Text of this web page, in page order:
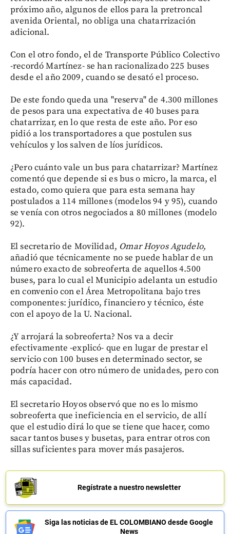
próximo año, algunos de ellos para la pretroncal
avenida Oriental, no obliga una chatarrización
adicional.
Con el otro fondo, el de Transporte Público Colectivo
-recordó Martínez- se han racionalizado 225 buses
desde el año 2009, cuando se desató el proceso.
De este fondo queda una "reserva" de 4.300 millones
de pesos para una expectativa de 40 buses para
chatarrizar, en lo que resta de este año. Por eso
pidió a los transportadores a que postulen sus
vehículos y los salven de líos jurídicos.
¿Pero cuánto vale un bus para chatarrizar? Martínez
comentó que depende si es bus o micro, la marca, el
estado, como quiera que para esta semana hay
postulados a 114 millones (modelos 94 y 95), cuando
se venía con otros negociados a 80 millones (modelo
92).
El secretario de Movilidad, Omar Hoyos Agudelo,
añadió que técnicamente no se puede hablar de un
número exacto de sobreoferta de aquellos 4.500
buses, para lo cual el Municipio adelanta un estudio
en convenio con el Área Metropolitana bajo tres
componentes: jurídico, financiero y técnico, éste
con el apoyo de la U. Nacional.
¿Y arrojará la sobreoferta? Nos va a decir
efectivamente -explicó- que en lugar de prestar el
servicio con 100 buses en determinado sector, se
podría hacer con otro número de unidades, pero con
más capacidad.
El secretario Hoyos observó que no es lo mismo
sobreoferta que ineficiencia en el servicio, de allí
que el estudio dirá lo que se tiene que hacer, como
sacar tantos buses y busetas, para entrar otros con
sillas suficientes para mover más pasajeros.
Regístrate a nuestro newsletter
Siga las noticias de EL COLOMBIANO desde Google
News